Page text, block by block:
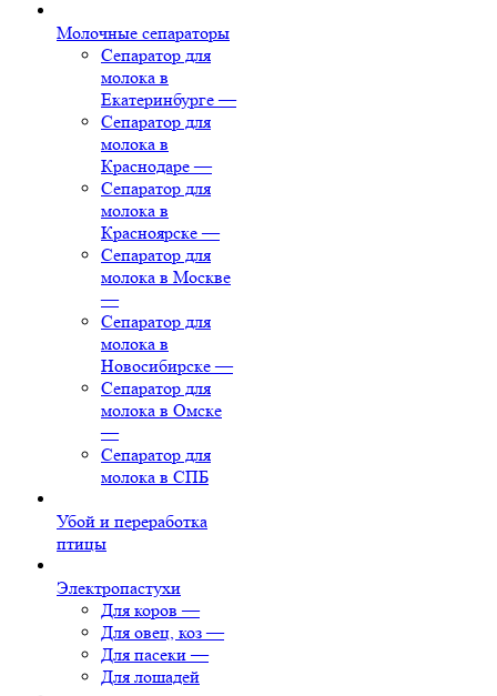
Молочные сепараторы
Сепаратор для
молока в
Екатеринбурге —
Сепаратор для
молока в
Краснодаре —
Сепаратор для
молока в
Красноярске —
Сепаратор для
молока в Москве
—
Сепаратор для
молока в
Новосибирске —
Сепаратор для
молока в Омске
—
Сепаратор для
молока в СПБ
Убой и переработка
птицы
Электропастухи
Для коров —
Для овец, коз —
Для пасеки —
Для лошадей